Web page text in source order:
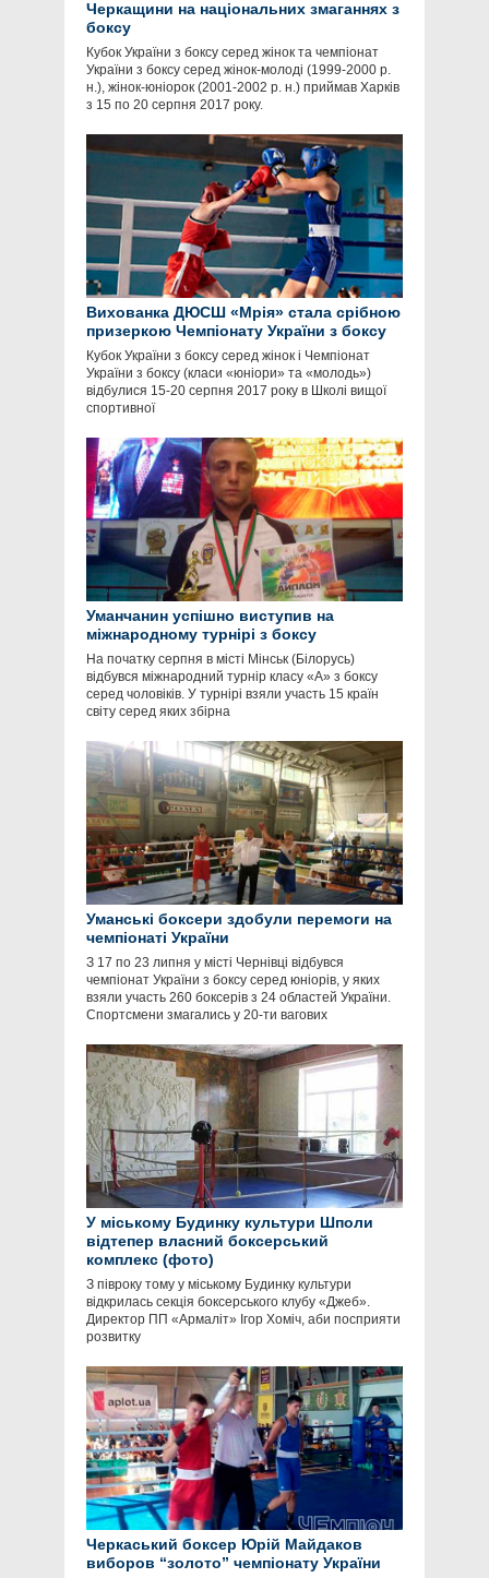
Черкащини на національних змаганнях з
боксу
Кубок України з боксу серед жінок та чемпіонат
України з боксу серед жінок-молоді (1999-2000 р.
н.), жінок-юніорок (2001-2002 р. н.) приймав Харків
з 15 по 20 серпня 2017 року.
Вихованка ДЮСШ «Мрія» стала срібною
призеркою Чемпіонату України з боксу
Кубок України з боксу серед жінок і Чемпіонат
України з боксу (класи «юніори» та «молодь»)
відбулися 15-20 серпня 2017 року в Школі вищої
спортивної
Уманчанин успішно виступив на
міжнародному турнірі з боксу
На початку серпня в місті Мінськ (Білорусь)
відбувся міжнародний турнір класу «А» з боксу
серед чоловіків. У турнірі взяли участь 15 країн
світу серед яких збірна
Уманські боксери здобули перемоги на
чемпіонаті України
З 17 по 23 липня у місті Чернівці відбувся
чемпіонат України з боксу серед юніорів, у яких
взяли участь 260 боксерів з 24 областей України.
Спортсмени змагались у 20-ти вагових
У міському Будинку культури Шполи
відтепер власний боксерський
комплекс (фото)
З півроку тому у міському Будинку культури
відкрилась секція боксерського клубу «Джеб».
Директор ПП «Армаліт» Ігор Хоміч, аби посприяти
розвитку
Черкаський боксер Юрій Майдаков
виборов “золото” чемпіонату України